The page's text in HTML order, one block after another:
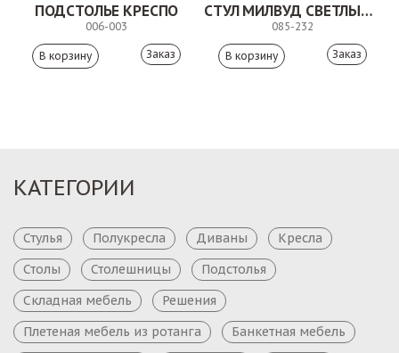
ПОДСТОЛЬЕ КРЕСПО
006-003
Заказ
СТУЛ МИЛВУД СВЕТЛЫЙ ШЕЛК
085-232
Заказ
КАТЕГОРИИ
Стулья Полукресла Диваны
Кресла
Столы
Столешницы
Подстолья
Складная мебель
Решения
Плетеная мебель из ротанга
Банкетная мебель